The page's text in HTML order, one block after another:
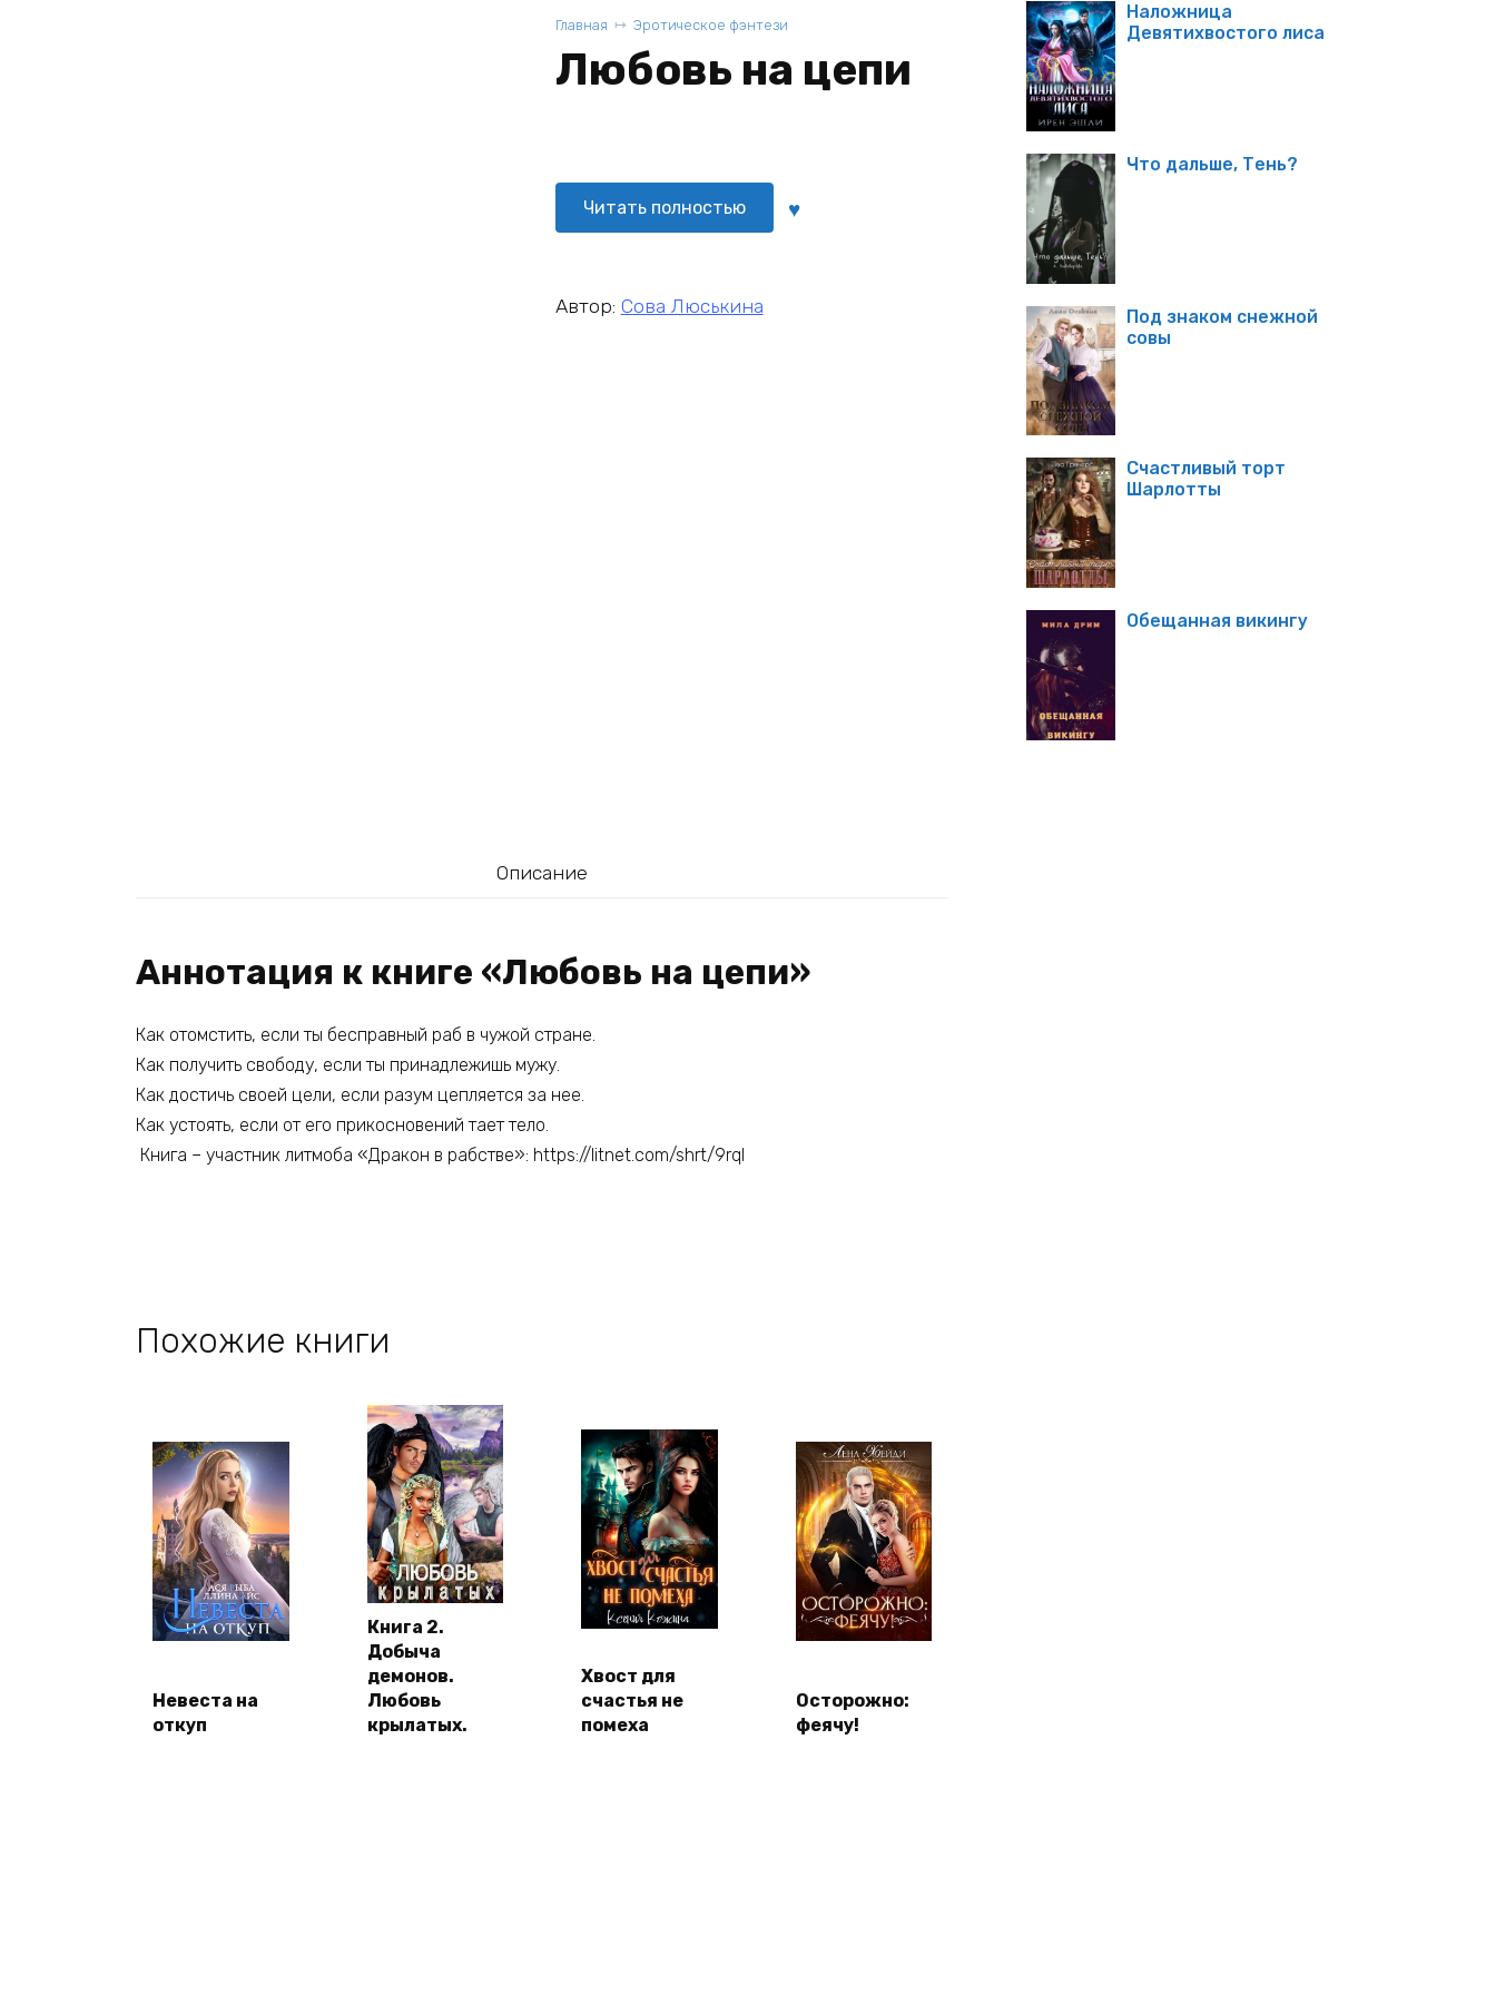
Главная Эротическое фэнтези
Любовь на цепи
Читать полностью
Автор: Сова Люськина
Описание
Аннотация к книге «Любовь на цепи»
Как отомстить, если ты бесправный раб в чужой стране.
Как получить свободу, если ты принадлежишь мужу.
Как достичь своей цели, если разум цепляется за нее.
Как устоять, если от его прикосновений тает тело.
Книга – участник литмоба «Дракон в рабстве»: https://litnet.com/shrt/9rql
Похожие книги
Невеста на
откуп
Книга 2.
Добыча
демонов.
Любовь
крылатых.
Хвост для
счастья не
помеха
Осторожно:
феячу!
Наложница
Девятихвостого лиса
Что дальше, Тень?
Под знаком снежной
совы
Счастливый торт
Шарлотты
Обещанная викингу